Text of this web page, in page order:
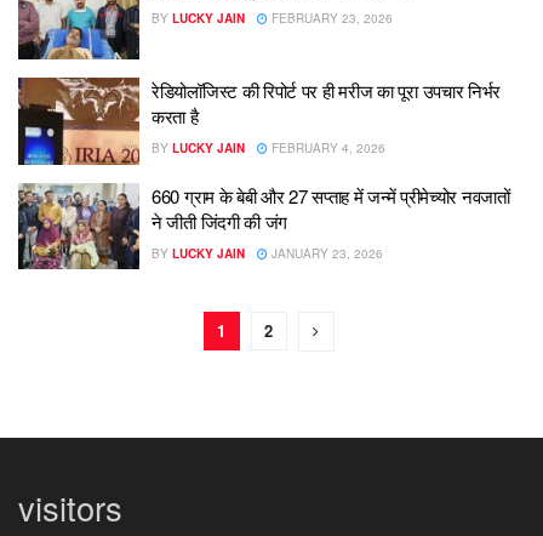
BY LUCKY JAIN FEBRUARY 23, 2026
रेडियोलॉजिस्ट की रिपोर्ट पर ही मरीज का पूरा उपचार निर्भर
करता है
BY LUCKY JAIN FEBRUARY 4, 2026
660 ग्राम के बेबी और 27 सप्ताह में जन्में प्रीमेच्योर नवजातों
ने जीती जिंदगी की जंग
BY LUCKY JAIN JANUARY 23, 2026
1 2
visitors